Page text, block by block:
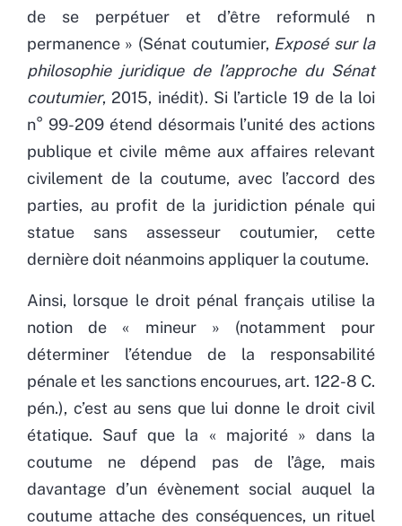
de se perpétuer et d’être reformulé n
permanence » (Sénat coutumier, Exposé sur la
philosophie juridique de l’approche du Sénat
coutumier, 2015, inédit). Si l’article 19 de la loi
n° 99-209 étend désormais l’unité des actions
publique et civile même aux affaires relevant
civilement de la coutume, avec l’accord des
parties, au profit de la juridiction pénale qui
statue sans assesseur coutumier, cette
dernière doit néanmoins appliquer la coutume.
Ainsi, lorsque le droit pénal français utilise la
notion de « mineur » (notamment pour
déterminer l’étendue de la responsabilité
pénale et les sanctions encourues, art. 122-8 C.
pén.), c’est au sens que lui donne le droit civil
étatique. Sauf que la « majorité » dans la
coutume ne dépend pas de l’âge, mais
davantage d’un évènement social auquel la
coutume attache des conséquences, un rituel